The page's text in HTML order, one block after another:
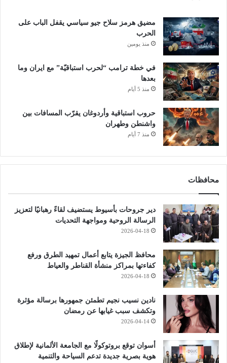
مضيق هرمز سلاح جيو سياسي يقفل الباب على
الحرب
منذ يومين
في خطة ترامب “لحرب استباقيّة” مع ايران وما
بعدها
منذ 5 أيام
حروب استباقية وأردوغان يقرّب المسافات بين
واشنطن وطهران
منذ 7 أيام
محافظات
دير جروحات بأسيوط يستضيف لقاءً رهبانيًا لتعزيز
الرسالة الروحية ومواجهة التحديات
2026-04-18
محافظ الجيزة يتابع أعمال تمهيد الطرق ورفع
كفاءتها بمراكز منشأة القناطر والعياط
2026-04-18
نادين نسيب نجيم تطمئن جمهورها برسالة مؤثرة
وتكشف سبب غيابها عن رمضان
2026-04-14
أسوان توقع بروتوكولًا مع الجامعة الألمانية لإطلاق
هوية بصرية جديدة تدعم السياحة والتنمية